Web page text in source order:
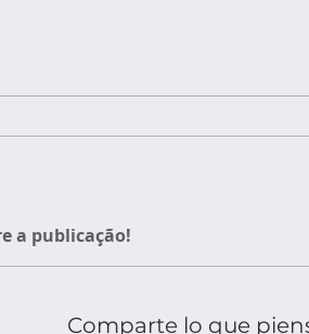
a publicação!
Comparte lo que